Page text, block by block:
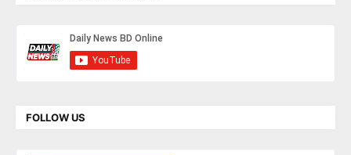
FOLLOW US